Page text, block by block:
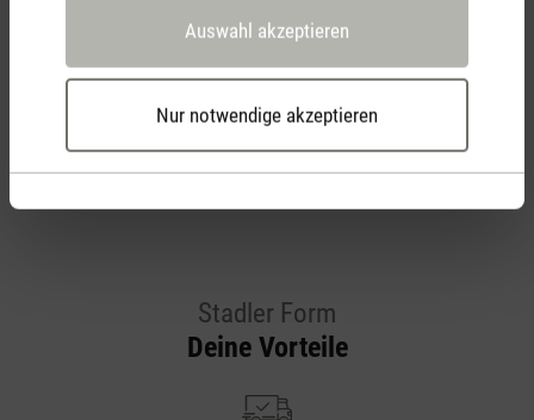
Auswahl akzeptieren
Nur notwendige akzeptieren
Bewertungen anzeigen
Stadler Form
Deine Vorteile